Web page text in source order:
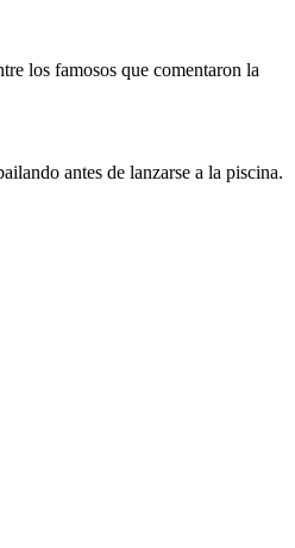
los famosos que comentaron la
antes de lanzarse a la piscina.